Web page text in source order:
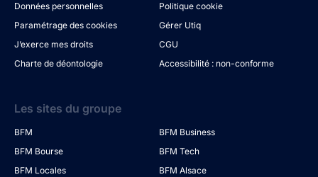
Données personnelles
Politique cookie
Paramétrage des cookies
Gérer Utiq
J’exerce mes droits
CGU
Charte de déontologie
Accessibilité : non-conforme
Les sites du groupe
BFM
BFM Business
BFM Bourse
BFM Tech
BFM Locales
BFM Alsace